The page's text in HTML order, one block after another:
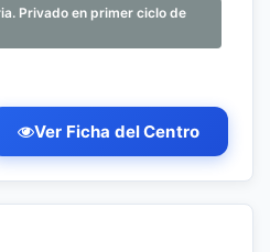
Privado en primer ciclo de
Ver Ficha del Centro